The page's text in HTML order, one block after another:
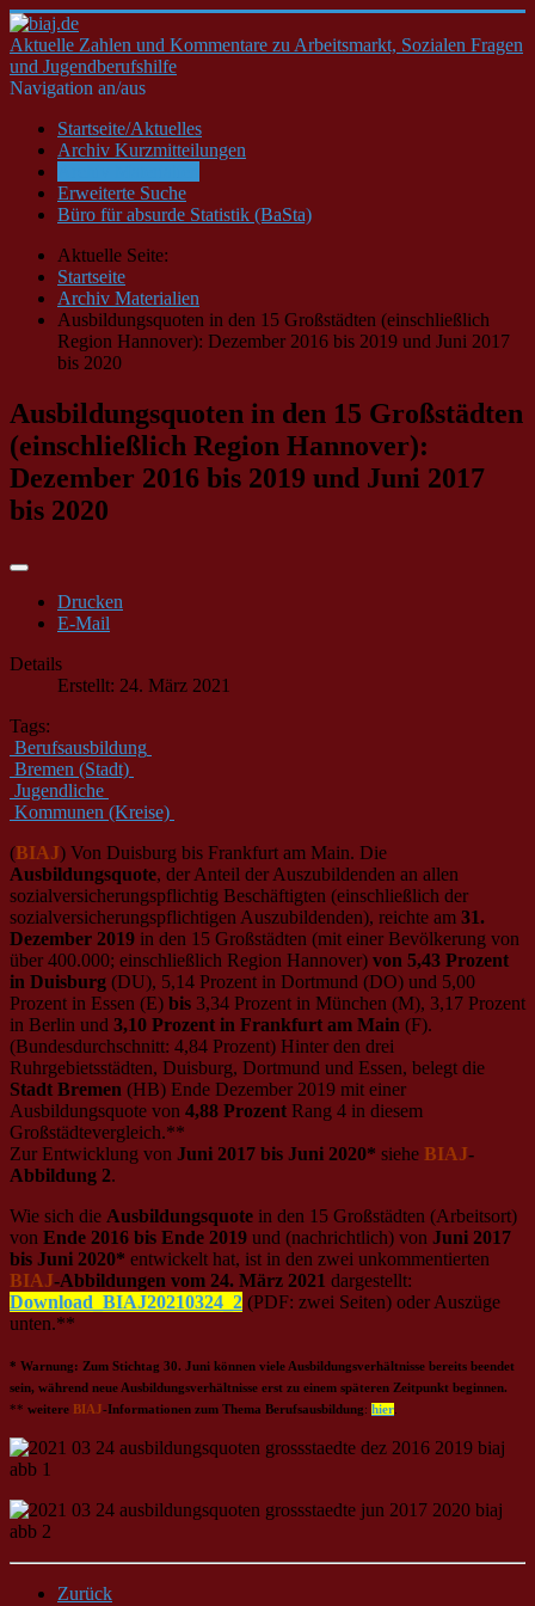
Aktuelle Zahlen und Kommentare zu Arbeitsmarkt, Sozialen Fragen
und Jugendberufshilfe
Navigation an/aus
Startseite/Aktuelles
Archiv Kurzmitteilungen
Erweiterte Suche
Büro für absurde Statistik (BaSta)
Aktuelle Seite:
Startseite
Archiv Materialien
Ausbildungsquoten in den 15 Großstädten (einschließlich
Region Hannover): Dezember 2016 bis 2019 und Juni 2017
bis 2020
Ausbildungsquoten in den 15 Großstädten
(einschließlich Region Hannover):
Dezember 2016 bis 2019 und Juni 2017
bis 2020
Drucken
E-Mail
Details
Erstellt: 24. März 2021
Tags:
Berufsausbildung
Bremen (Stadt)
Jugendliche
Kommunen (Kreise)
(BIAJ) Von Duisburg bis Frankfurt am Main. Die
Ausbildungsquote, der Anteil der Auszubildenden an allen
sozialversicherungspflichtig Beschäftigten (einschließlich der
sozialversicherungspflichtigen Auszubildenden), reichte am 31.
Dezember 2019 in den 15 Großstädten (mit einer Bevölkerung von
über 400.000; einschließlich Region Hannover) von 5,43 Prozent
in Duisburg (DU), 5,14 Prozent in Dortmund (DO) und 5,00
Prozent in Essen (E) bis 3,34 Prozent in München (M), 3,17 Prozent
in Berlin und 3,10 Prozent in Frankfurt am Main (F).
(Bundesdurchschnitt: 4,84 Prozent) Hinter den drei
Ruhrgebietsstädten, Duisburg, Dortmund und Essen, belegt die
Stadt Bremen (HB) Ende Dezember 2019 mit einer
Ausbildungsquote von 4,88 Prozent Rang 4 in diesem
Großstädtevergleich.**
Zur Entwicklung von Juni 2017 bis Juni 2020* siehe BIAJ-
Abbildung 2.
Wie sich die Ausbildungsquote in den 15 Großstädten (Arbeitsort)
von Ende 2016 bis Ende 2019 und (nachrichtlich) von Juni 2017
bis Juni 2020* entwickelt hat, ist in den zwei unkommentierten
BIAJ-Abbildungen vom 24. März 2021 dargestellt:
Download_BIAJ20210324_2 (PDF: zwei Seiten) oder Auszüge
unten.**
* Warnung: Zum Stichtag 30. Juni können viele Ausbildungsverhältnisse bereits beendet
sein, während neue Ausbildungsverhältnisse erst zu einem späteren Zeitpunkt beginnen.
** weitere BIAJ-Informationen zum Thema Berufsausbildung: hier
Zurück